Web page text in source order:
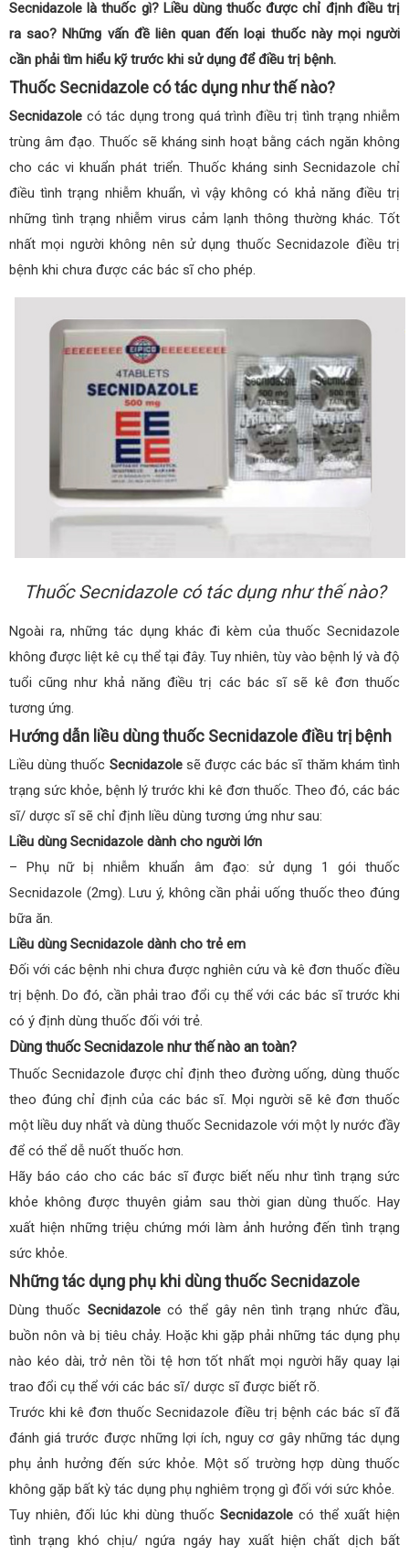
Secnidazole là thuốc gì? Liều dùng thuốc được chỉ định điều trị
ra sao? Những vấn đề liên quan đến loại thuốc này mọi người
cần phải tìm hiểu kỹ trước khi sử dụng để điều trị bệnh.
Thuốc Secnidazole có tác dụng như thế nào?
Secnidazole có tác dụng trong quá trình điều trị tình trạng nhiễm
trùng âm đạo. Thuốc sẽ kháng sinh hoạt bằng cách ngăn không
cho các vi khuẩn phát triển. Thuốc kháng sinh Secnidazole chỉ
điều tình trạng nhiễm khuẩn, vì vậy không có khả năng điều trị
những tình trạng nhiễm virus cảm lạnh thông thường khác. Tốt
nhất mọi người không nên sử dụng thuốc Secnidazole điều trị
bệnh khi chưa được các bác sĩ cho phép.
Thuốc Secnidazole có tác dụng như thế nào?
Ngoài ra, những tác dụng khác đi kèm của thuốc Secnidazole
không được liệt kê cụ thể tại đây. Tuy nhiên, tùy vào bệnh lý và độ
tuổi cũng như khả năng điều trị các bác sĩ sẽ kê đơn thuốc
tương ứng.
Hướng dẫn liều dùng thuốc Secnidazole điều trị bệnh
Liều dùng thuốc Secnidazolesẽ được các bác sĩ thăm khám tình
trạng sức khỏe, bệnh lý trước khi kê đơn thuốc. Theo đó, các bác
sĩ/ dược sĩ sẽ chỉ định liều dùng tương ứng như sau:
Liều dùng Secnidazole dành cho người lớn
– Phụ nữ bị nhiễm khuẩn âm đạo: sử dụng 1 gói thuốc
Secnidazole (2mg). Lưu ý, không cần phải uống thuốc theo đúng
bữa ăn.
Liều dùng Secnidazole dành cho trẻ em
Đối với các bệnh nhi chưa được nghiên cứu và kê đơn thuốc điều
trị bệnh. Do đó, cần phải trao đổi cụ thể với các bác sĩ trước khi
có ý định dùng thuốc đối với trẻ.
Dùng thuốc Secnidazole như thế nào an toàn?
Thuốc Secnidazole được chỉ định theo đường uống, dùng thuốc
theo đúng chỉ định của các bác sĩ. Mọi người sẽ kê đơn thuốc
một liều duy nhất và dùng thuốc Secnidazole với một ly nước đầy
để có thể dễ nuốt thuốc hơn.
Hãy báo cáo cho các bác sĩ được biết nếu như tình trạng sức
khỏe không được thuyên giảm sau thời gian dùng thuốc. Hay
xuất hiện những triệu chứng mới làm ảnh hưởng đến tình trạng
sức khỏe.
Những tác dụng phụ khi dùng thuốc Secnidazole
Dùng thuốc Secnidazolecó thể gây nên tình trạng nhức đầu,
buồn nôn và bị tiêu chảy. Hoặc khi gặp phải những tác dụng phụ
nào kéo dài, trở nên tồi tệ hơn tốt nhất mọi người hãy quay lại
trao đổi cụ thể với các bác sĩ/ dược sĩ được biết rõ.
Trước khi kê đơn thuốc Secnidazole điều trị bệnh các bác sĩ đã
đánh giá trước được những lợi ích, nguy cơ gây những tác dụng
phụ ảnh hưởng đến sức khỏe. Một số trường hợp dùng thuốc
không gặp bất kỳ tác dụng phụ nghiêm trọng gì đối với sức khỏe.
Tuy nhiên, đối lúc khi dùng thuốc Secnidazole có thể xuất hiện
tình trạng khó chịu/ ngứa ngáy hay xuất hiện chất dịch bất